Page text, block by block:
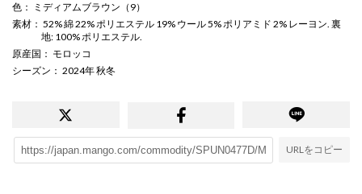
色 ： ミディアムブラウン（9）
素材 ： 52% 綿 22% ポリエステル 19% ウール 5% ポリアミド 2% レーヨン. 裏
地: 100% ポリエステル.
原産国 ： モロッコ
シーズン ： 2024年 秋冬
URLをコピー